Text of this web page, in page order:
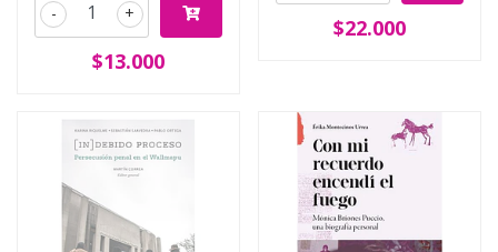
+
-
$13.000
$22.000